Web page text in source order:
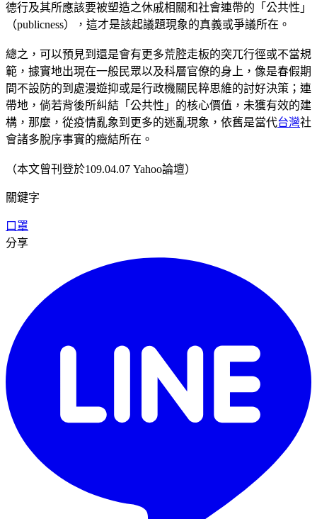
德行及其所應該要被塑造之休戚相關和社會連帶的「公共性」
（publicness），這才是該起議題現象的真義或爭議所在。
總之，可以預見到還是會有更多荒腔走板的突兀行徑或不當規
範，據實地出現在一般民眾以及科層官僚的身上，像是春假期
間不設防的到處漫遊抑或是行政機關民粹思維的討好決策；連
帶地，倘若背後所糾結「公共性」的核心價值，未獲有效的建
構，那麼，從疫情亂象到更多的迷亂現象，依舊是當代台灣社
會諸多脫序事實的癥結所在。
（本文曾刊登於109.04.07 Yahoo論壇）
關鍵字
口罩
分享